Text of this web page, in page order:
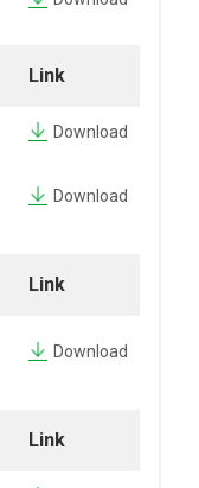
Link
Download
Download
Link
Download
Link